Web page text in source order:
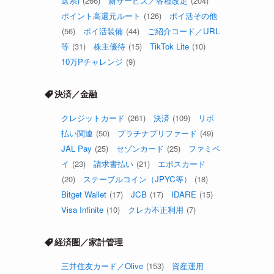
ポイント高還元ルート (126)
ポイ活その他
(56)
ポイ活装備 (44)
ご紹介コード／URL
等 (31) 株主優待 (15) TikTok Lite (10)
10万Pチャレンジ (9)
決済／金融
クレジットカード (261) 決済 (109)
リボ
払い関連 (50) プラチナプリファード (49)
JAL Pay (25) セゾンカード (25)
ファミペ
イ (23) 請求書払い (21)
エポスカード
(20)
ステーブルコイン（JPYC等）
(18)
Bitget Wallet (17) JCB (17) IDARE (15)
Visa Infinite (10) クレカ不正利用 (7)
経済圏／家計管理
三井住友カード／Olive (153) 資産運用